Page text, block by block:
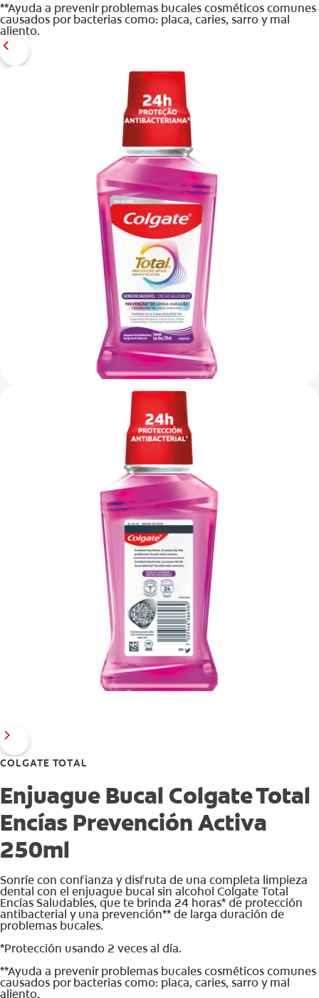
**Ayuda a prevenir problemas bucales cosméticos comunes
causados por bacterias como: placa, caries, sarro y mal
aliento.
COLGATE TOTAL
Enjuague Bucal Colgate Total
Encías Prevención Activa
250ml
Sonríe con confianza y disfruta de una completa limpieza
dental con el enjuague bucal sin alcohol Colgate Total
Encías Saludables, que te brinda 24 horas* de protección
antibacterial y una prevención** de larga duración de
problemas bucales.
*Protección usando 2 veces al día.
**Ayuda a prevenir problemas bucales cosméticos comunes
causados por bacterias como: placa, caries, sarro y mal
aliento.